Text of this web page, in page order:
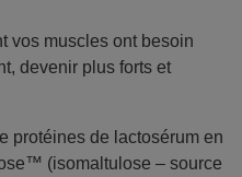
vos muscles ont besoin
devenir plus forts et
protéines de lactosérum en
(isomaltulose – source